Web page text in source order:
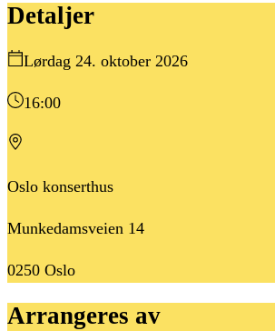
Detaljer
Lørdag 24. oktober 2026
16:00
Oslo konserthus
Munkedamsveien 14
0250 Oslo
Arrangeres av